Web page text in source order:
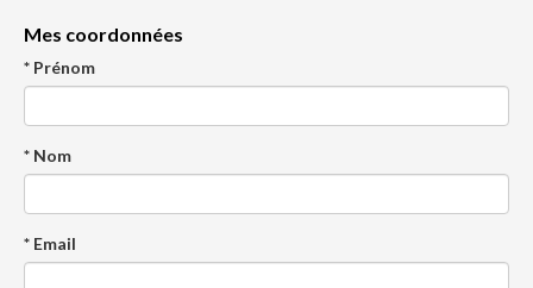
Mes coordonnées
* Prénom
* Nom
* Email